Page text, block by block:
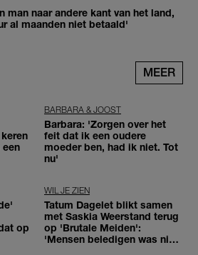
man naar andere kant van het land,
al maanden niet betaald'
MEER
BARBARA & JOOST
Barbara: 'Zorgen over het
feit dat ik een oudere
moeder ben, had ik niet. Tot
nu'
op
WIL JE ZIEN
Tatum Dagelet blikt samen
met Saskia Weerstand terug
op 'Brutale Meiden':
'Mensen beledigen was niet